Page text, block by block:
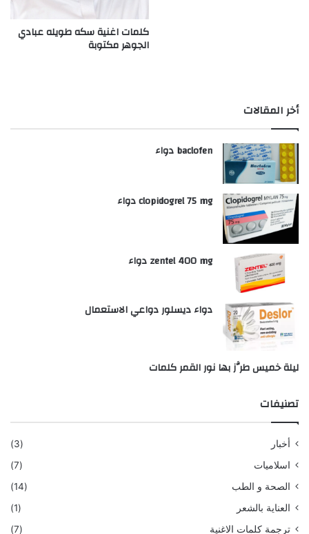
كلمات اغنية سكه طويله عبادي
الجوهر مكتوبة
أخر المقالات
baclofen دواء
clopidogrel 75 mg دواء
zentel 400 mg دواء
دواء ديسلور دواعي الاستعمال
ليلة خميس طرَّز بها نور القمر كلمات
تصنيفات
أخبار
(3)
اسلاميات
(7)
الصحة و الطب
(14)
العناية بالشعر
(1)
ترجمة كلمات الاغنية
(7)